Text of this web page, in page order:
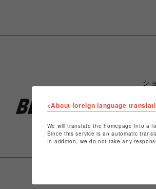
シ
シ
<About foreign language
We will translate the homepage into a
Since this service is an automatic
In addition, we do not take any